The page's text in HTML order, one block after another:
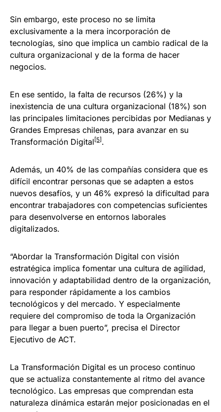
Sin embargo, este proceso no se limita
exclusivamente a la mera incorporación de
tecnologías, sino que implica un cambio radical de la
cultura organizacional y de la forma de hacer
negocios.
En ese sentido, la falta de recursos (26%) y la
inexistencia de una cultura organizacional (18%) son
las principales limitaciones percibidas por Medianas y
Grandes Empresas chilenas, para avanzar en su
Transformación Digital [5] .
Además, un 40% de las compañías considera que es
difícil encontrar personas que se adapten a estos
nuevos desafíos, y un 46% expresó la dificultad para
encontrar trabajadores con competencias suficientes
para desenvolverse en entornos laborales
digitalizados.
“Abordar la Transformación Digital con visión
estratégica implica fomentar una cultura de agilidad,
innovación y adaptabilidad dentro de la organización,
para responder rápidamente a los cambios
tecnológicos y del mercado. Y especialmente
requiere del compromiso de toda la Organización
para llegar a buen puerto”, precisa el Director
Ejecutivo de ACT.
La Transformación Digital es un proceso continuo
que se actualiza constantemente al ritmo del avance
tecnológico. Las empresas que comprendan esta
naturaleza dinámica estarán mejor posicionadas en el